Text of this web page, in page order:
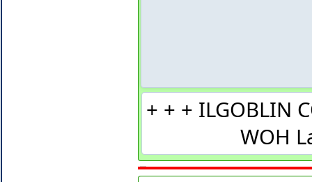
+ + + ILGOBLIN
WOH